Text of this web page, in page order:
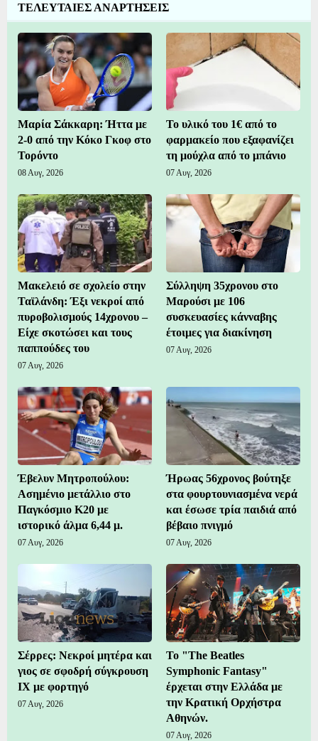
ΤΕΛΕΥΤΑΙΕΣ ΑΝΑΡΤΗΣΕΙΣ
Μαρία Σάκκαρη: Ήττα με
2-0 από την Κόκο Γκοφ στο
Τορόντο
08 Αυγ, 2026
Το υλικό του 1€ από το
φαρμακείο που εξαφανίζει
τη μούχλα από το μπάνιο
07 Αυγ, 2026
Μακελειό σε σχολείο στην
Ταϊλάνδη: Έξι νεκροί από
πυροβολισμούς 14χρονου –
Είχε σκοτώσει και τους
παππούδες του
07 Αυγ, 2026
Σύλληψη 35χρονου στο
Μαρούσι με 106
συσκευασίες κάνναβης
έτοιμες για διακίνηση
07 Αυγ, 2026
Έβελυν Μητροπούλου:
Ασημένιο μετάλλιο στο
Παγκόσμιο Κ20 με
ιστορικό άλμα 6,44 μ.
07 Αυγ, 2026
Ήρωας 56χρονος βούτηξε
στα φουρτουνιασμένα νερά
και έσωσε τρία παιδιά από
βέβαιο πνιγμό
07 Αυγ, 2026
Σέρρες: Νεκροί μητέρα και
γιος σε σφοδρή σύγκρουση
ΙΧ με φορτηγό
07 Αυγ, 2026
Το "The Beatles
Symphonic Fantasy"
έρχεται στην Ελλάδα με
την Κρατική Ορχήστρα
Αθηνών.
07 Αυγ, 2026